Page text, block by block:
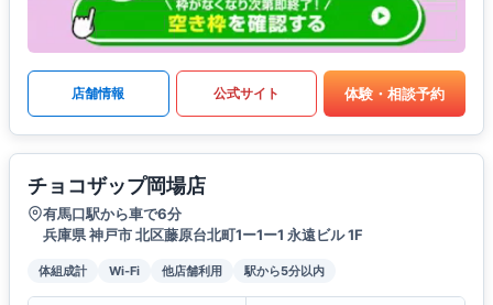
店舗情報 公式サイト 体験・相談予約
チョコザップ岡場店
有馬口駅から車で6分
兵庫県 神戸市 北区藤原台北町1ー1ー1 永遠ビル 1F
体組成計 Wi-Fi 他店舗利用 駅から5分以内